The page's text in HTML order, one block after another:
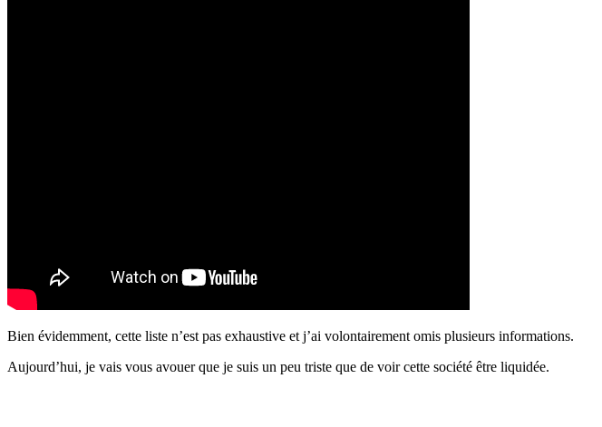
Bien évidemment, cette liste n’est pas exhaustive et j’ai volontairement omis plusieurs informations.
Aujourd’hui, je vais vous avouer que je suis un peu triste que de voir cette société être liquidée.